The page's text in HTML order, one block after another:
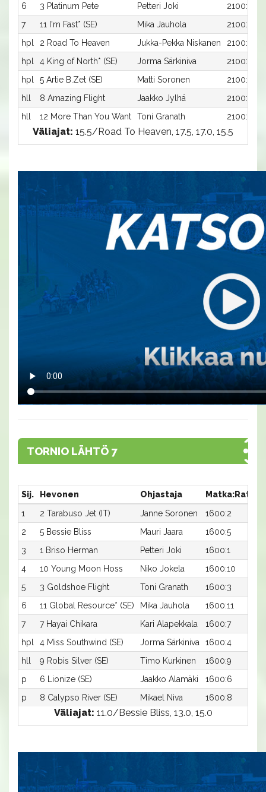
6
3 Platinum Pete Petteri Joki
2100:3
7
11 I'm Fast* (SE) Mika Jauhola
2100:11
hpl
2 Road To Heaven Jukka-Pekka Niskanen
2100:2
hpl
4 King of North* (SE) Jorma Särkiniva
2100:4
hpl
5 Artie B.Zet (SE) Matti Soronen
2100:5
hll
8 Amazing Flight Jaakko Jylhä
2100:8
hll
12 More Than You Want Toni Granath 2100:12
Väliajat: 15.5/Road To Heaven, 17.5, 17.0, 15.5
TORNIO LÄHTÖ 7
Sij. Hevonen Ohjastaja Matka:Rata
1
2 Tarabuso Jet (IT) Janne Soronen 1600:2
2
5 Bessie Bliss Mauri Jaara 1600:5
3
1 Briso Herman Petteri Joki 1600:1
4
10 Young Moon Hoss Niko Jokela 1600:10
5
3 Goldshoe Flight Toni Granath 1600:3
6
11 Global Resource* (SE) Mika Jauhola 1600:11
7
7 Hayai Chikara Kari Alapekkala 1600:7
hpl
4 Miss Southwind (SE) Jorma Särkiniva 1600:4
hll
9 Robis Silver (SE) Timo Kurkinen 1600:9
p
6 Lionize (SE) Jaakko Alamäki 1600:6
p
8 Calypso River (SE) Mikael Niva 1600:8
Väliajat: 11.0/Bessie Bliss, 13.0, 15.0